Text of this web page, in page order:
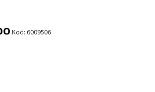
Kod: 6009506